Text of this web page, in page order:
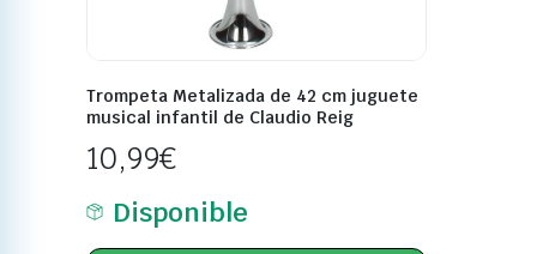
Trompeta Metalizada de 42 cm juguete
musical infantil de Claudio Reig
10,99€
Disponible